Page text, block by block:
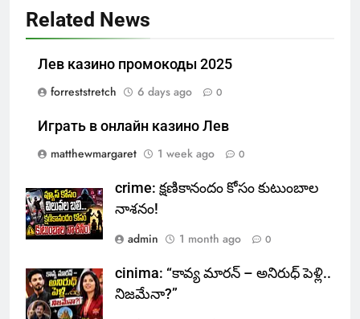
Related News
Лев казино промокоды 2025
forreststretch
6 days ago 0
Играть в онлайн казино Лев
matthewmargaret
1 week ago 0
crime: క్షణికానందం కోసం కుటుంబాల
నాశనం!
admin
1 month ago 0
cinima: “కావ్య మారన్ – అనిరుధ్ పెళ్లి..
నిజమేనా?”